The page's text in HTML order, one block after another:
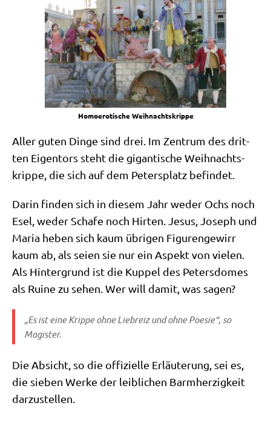
Homo­ero­ti­sche Weihnachtskrippe
Aller guten Din­ge sind drei. Im Zen­trum des drit­
ten Eigen­tors steht die gigan­ti­sche Weih­nachts­
krip­pe, die sich auf dem Peters­platz befindet.
Dar­in fin­den sich in die­sem Jahr weder Ochs noch
Esel, weder Scha­fe noch Hir­ten. Jesus, Joseph und
Maria heben sich kaum übri­gen Figu­ren­ge­wirr
kaum ab, als sei­en sie nur ein Aspekt von vie­len.
Als Hin­ter­grund ist die Kup­pel des Peters­do­mes
als Rui­ne zu sehen. Wer will damit, was sagen?
„Es ist eine Krip­pe ohne Lieb­reiz und ohne Poe­sie“, so
Magister.
Die Absicht, so die offi­zi­el­le Erläu­te­rung, sei es,
die sie­ben Wer­ke der leib­li­chen Barm­her­zig­keit
darzustellen.